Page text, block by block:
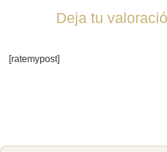
Deja tu
[ratemypost]